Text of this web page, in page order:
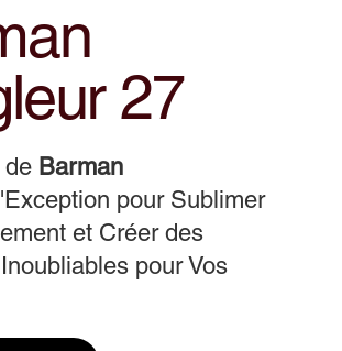
27
de Barman
pour Sublimer
et Créer des
pour Vos